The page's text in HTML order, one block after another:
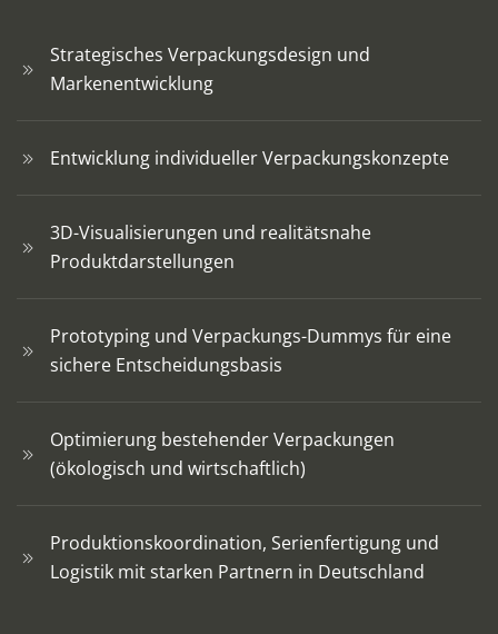
Strategisches Verpackungsdesign und
Markenentwicklung
Entwicklung individueller Verpackungskonzepte
3D-Visualisierungen und realitätsnahe
Produktdarstellungen
Prototyping und Verpackungs-Dummys für eine
sichere Entscheidungsbasis
Optimierung bestehender Verpackungen
(ökologisch und wirtschaftlich)
Produktionskoordination, Serienfertigung und
Logistik mit starken Partnern in Deutschland